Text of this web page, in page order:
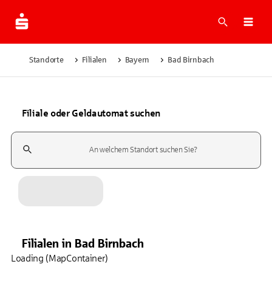
Suche
Standorte Filialen Bayern Bad Birnbach
Filiale oder Geldautomat suchen
Suchfeld
Filialen in Bad Birnbach
Loading (MapContainer)